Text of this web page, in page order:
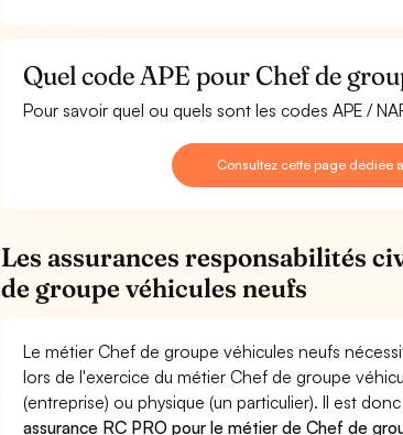
Quel code APE pour Chef de
Pour savoir quel ou quels sont les codes APE /
Consultez cette page dédiée
Les assurances responsabilités
de groupe véhicules neufs
Le métier Chef de groupe véhicules neufs
lors de l'exercice du métier Chef de groupe
(entreprise) ou physique (un particulier). Il est
assurance RC PRO pour le métier de Chef de